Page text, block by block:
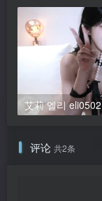
评论 共2条